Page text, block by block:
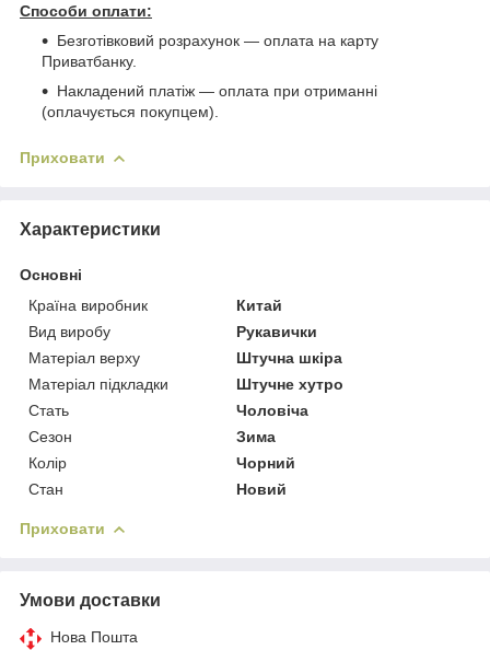
Способи оплати:
Безготівковий розрахунок ― оплата на карту
Приватбанку.
Накладений платіж ― оплата при отриманні
(оплачується покупцем).
Приховати
Характеристики
Основні
Країна виробник
Китай
Вид виробу
Рукавички
Матеріал верху
Штучна шкіра
Матеріал підкладки
Штучне хутро
Стать
Чоловіча
Сезон
Зима
Колір
Чорний
Стан
Новий
Приховати
Умови доставки
Нова Пошта